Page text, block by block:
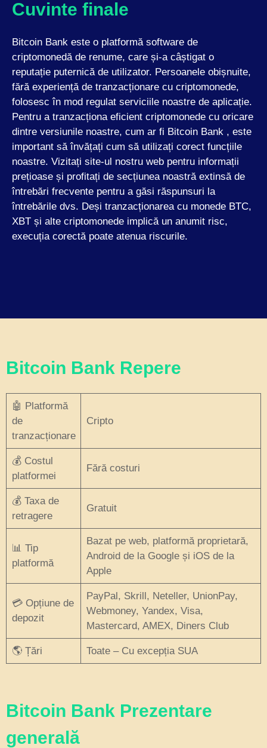
Cuvinte finale
Bitcoin Bank este o platformă software de
criptomonedă de renume, care și-a câștigat o
reputație puternică de utilizator. Persoanele obișnuite,
fără experiență de tranzacționare cu criptomonede,
folosesc în mod regulat serviciile noastre de aplicație.
Pentru a tranzacționa eficient criptomonede cu oricare
dintre versiunile noastre, cum ar fi Bitcoin Bank , este
important să învățați cum să utilizați corect funcțiile
noastre. Vizitați site-ul nostru web pentru informații
prețioase și profitați de secțiunea noastră extinsă de
întrebări frecvente pentru a găsi răspunsuri la
întrebările dvs. Deși tranzacționarea cu monede BTC,
XBT și alte criptomonede implică un anumit risc,
execuția corectă poate atenua riscurile.
Bitcoin Bank Repere
🤖 Platformă
de
tranzacționare
Cripto
💰 Costul
platformei
Fără costuri
💰 Taxa de
retragere
Gratuit
📊 Tip
platformă
Bazat pe web, platformă proprietară,
Android de la Google și iOS de la
Apple
💳 Opțiune de
depozit
PayPal, Skrill, Neteller, UnionPay,
Webmoney, Yandex, Visa,
Mastercard, AMEX, Diners Club
🌎 Țări Toate – Cu excepția SUA
Bitcoin Bank Prezentare
generală